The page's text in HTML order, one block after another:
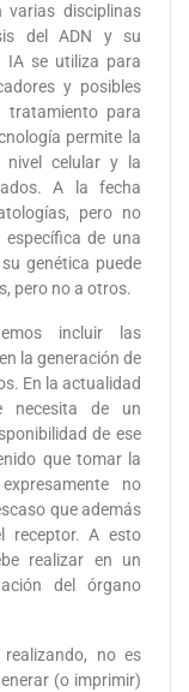
varias disciplinas
del ADN y su
IA se utiliza para
y posibles
tratamiento para
permite la
nivel celular y la
A la fecha
pero no
de una
genética puede
pero no a otros.
incluir las
la generación de
En la actualidad
necesita de un
de ese
que tomar la
no
que además
receptor. A esto
realizar en un
del órgano
no es
(o imprimir)